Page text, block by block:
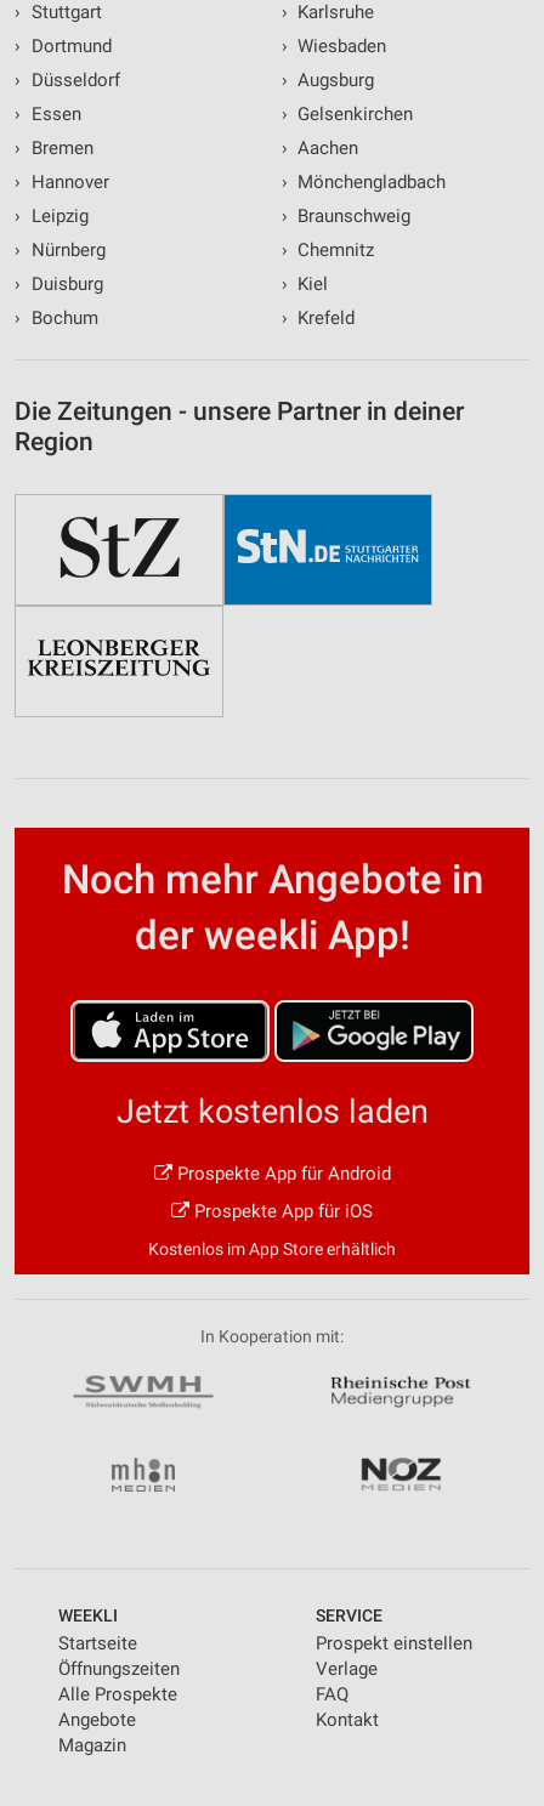
› Stuttgart
›
Dortmund
›
Düsseldorf
›
Essen
›
Bremen
›
Hannover
›
Leipzig
›
Nürnberg
›
Duisburg
›
Bochum
› Karlsruhe
› Wiesbaden
› Augsburg
› Gelsenkirchen
› Aachen
› Mönchengladbach
› Braunschweig
› Chemnitz
› Kiel
› Krefeld
Die Zeitungen - unsere Partner in deiner
Region
Noch mehr Angebote in
der weekli App!
Jetzt kostenlos laden
Prospekte App für Android
Prospekte App für iOS
Kostenlos im App Store erhältlich
In Kooperation mit:
WEEKLI
Startseite
Öffnungszeiten
Alle Prospekte
Angebote
Magazin
SERVICE
Prospekt einstellen
Verlage
FAQ
Kontakt